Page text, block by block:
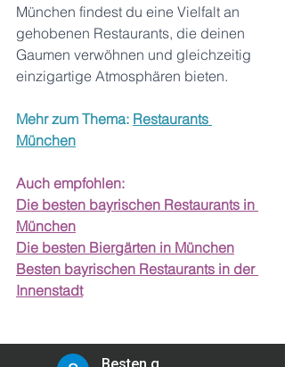
München findest du eine Vielfalt an
gehobenen Restaurants, die deinen
Gaumen verwöhnen und gleichzeitig
einzigartige Atmosphären bieten.
Mehr zum Thema: Restaurants
München
Auch empfohlen:
Die besten bayrischen Restaurants in
München
Die besten Biergärten in München
Besten bayrischen Restaurants in der
Innenstadt